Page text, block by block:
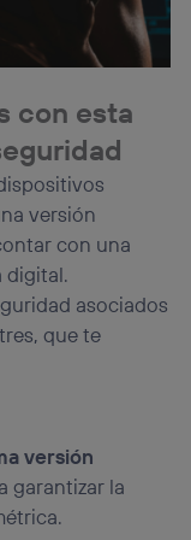
con esta
versión
con una
digital.
asociados
que te
versión
garantizar la